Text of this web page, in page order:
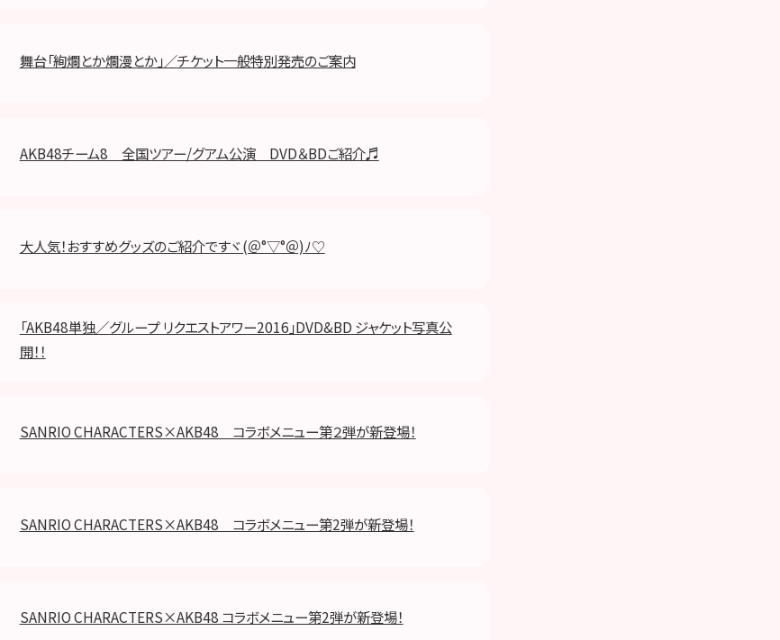
舞台「絢爛とか爛漫とか」／チケット一般特別発売のご案内
AKB48チーム8 全国ツアー/グアム公演 DVD＆BDご紹介♬
大人気！おすすめグッズのご紹介ですヾ(＠°▽°＠)ﾉ♡
「AKB48単独／グループ リクエストアワー2016」DVD&BD ジャケット写真公
開！！
SANRIO CHARACTERS×AKB48 コラボメニュー第２弾が新登場！
SANRIO CHARACTERS×AKB48 コラボメニュー第2弾が新登場！
SANRIO CHARACTERS×AKB48 コラボメニュー第2弾が新登場！